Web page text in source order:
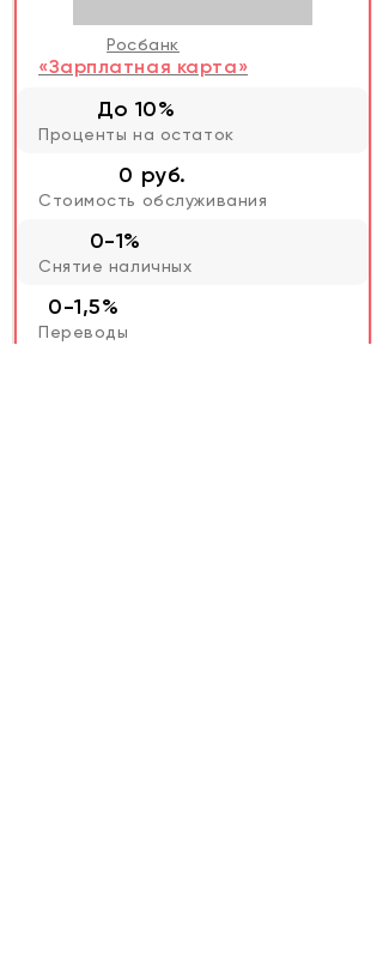
Росбанк
«Зарплатная карта»
До 10%
Проценты на остаток
0 руб.
Стоимость обслуживания
0-1%
Снятие наличных
0-1,5%
Переводы